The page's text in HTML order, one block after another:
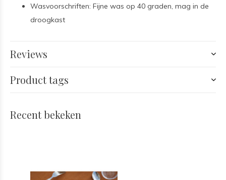
Wasvoorschriften: Fijne was op 40 graden, mag in de
droogkast
Reviews
Product tags
Recent bekeken